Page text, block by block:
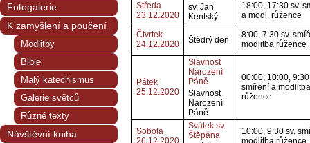
Středa
23.12.2020
sv. Jan
Kentský
18:00, 17:30 sv.
a modl. růžence
Čtvrtek
24.12.2020
Štědrý den
8:00, 7:30 sv.
modlitba růžence
Pátek
25.12.2020
Slavnost
Narození
Páně
Slavnost
Narození
Páně
00:00; 10:00, 9:30
smíření a modlitba
růžence
Sobota
26.12.2020
Svátek sv.
Štěpána
10:00, 9:30 sv.
modlitba růžence
Fotogalerie
K zamyšlení a poučení
Modlitby
Bible
Malý katechismus
Galerie světců
Různé texty
Návštěvní kniha